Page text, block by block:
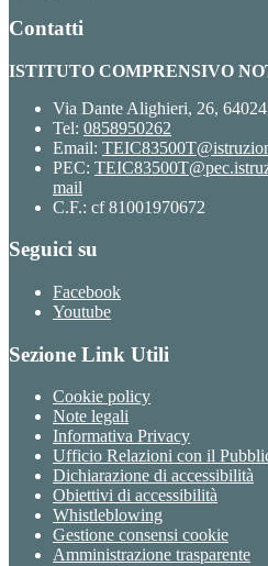
Contatti
ISTITUTO COMPRENSIVO
Via Dante Alighieri, 26,
Tel: 0858950262
Email:
PEC:
mail
C.F.: cf 81001970672
Seguici su
Facebook
Youtube
Sezione Link Utili
Cookie policy
Note legali
Informativa Privacy
Ufficio Relazioni con il
Dichiarazione di accessibilità
Obiettivi di accessibilità
Whistleblowing
Gestione consensi cookie
Amministrazione trasparente